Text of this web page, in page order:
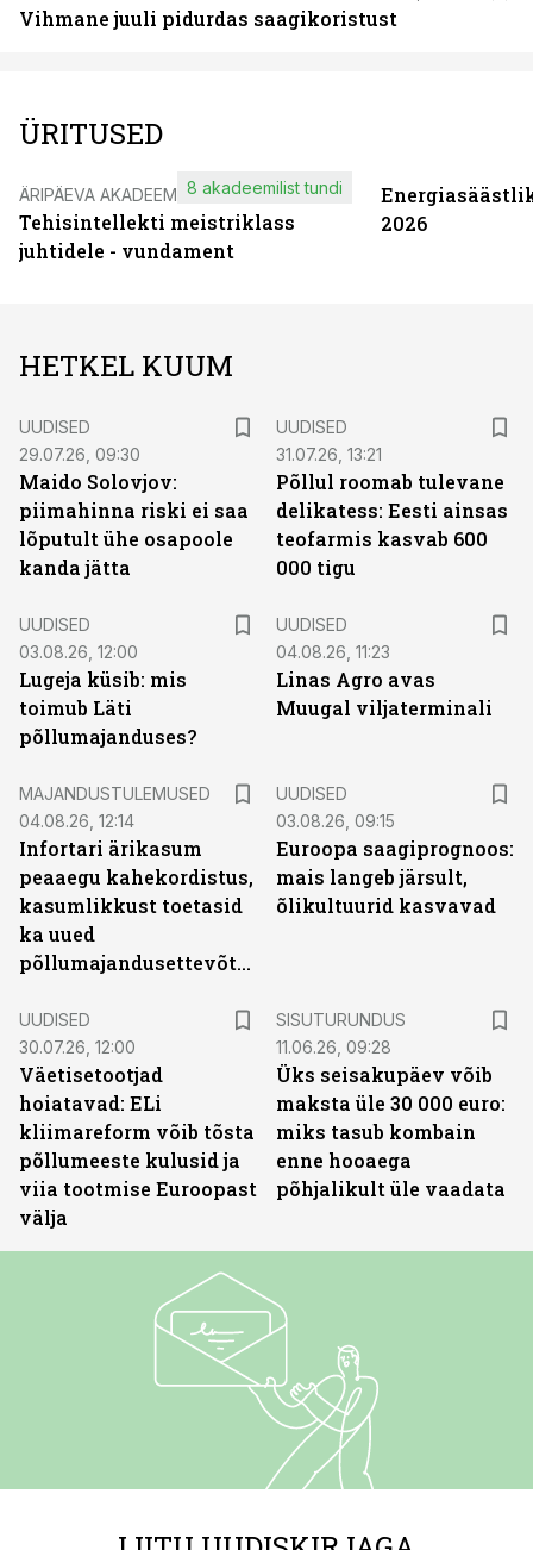
Vihmane juuli pidurdas saagikoristust
ÜRITUSED
ÄRIPÄEVA AKADEEMIA
Tehisintellekti meistriklass
juhtidele - vundament
8 akadeemilist tundi
2026
HETKEL KUUM
UUDISED
29.07.26, 09:30
Maido Solovjov:
piimahinna riski ei saa
lõputult ühe osapoole
kanda jätta
UUDISED
31.07.26, 13:21
Põllul roomab tulevane
delikatess: Eesti ainsas
teofarmis kasvab 600
000 tigu
UUDISED
03.08.26, 12:00
Lugeja küsib: mis
toimub Läti
põllumajanduses?
UUDISED
04.08.26, 11:23
Linas Agro avas
Muugal viljaterminali
MAJANDUSTULEMUSED
04.08.26, 12:14
Infortari ärikasum
peaaegu kahekordistus,
kasumlikkust toetasid
ka uued
põllumajandusettevõtted
UUDISED
03.08.26, 09:15
Euroopa saagiprognoos:
mais langeb järsult,
õlikultuurid kasvavad
UUDISED
30.07.26, 12:00
Väetisetootjad
hoiatavad: ELi
kliimareform võib tõsta
põllumeeste kulusid ja
viia tootmise Euroopast
välja
SISUTURUNDUS
11.06.26, 09:28
Üks seisakupäev võib
maksta üle 30 000 euro:
miks tasub kombain
enne hooaega
põhjalikult üle vaadata